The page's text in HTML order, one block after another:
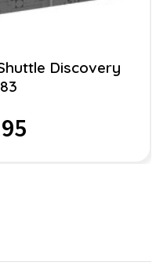
Discovery